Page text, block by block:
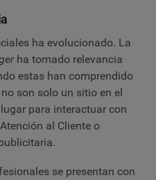
ha evolucionado. La
ha tomado relevancia
estas han comprendido
son solo un sitio en el
para interactuar con
al Cliente o
se presentan con